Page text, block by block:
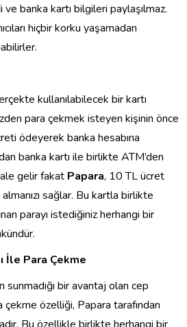
ve banka kartı bilgileri paylaşılmaz.
hiçbir korku yaşamadan
kullanılabilecek bir kartı
para çekmek isteyen kişinin önce
ödeyerek banka hesabına
banka kartı ile birlikte ATM’den
gelir fakat Papara, 10 TL ücret
almanızı sağlar. Bu kartla birlikte
parayı istediğiniz herhangi bir
İle Para Çekme
sunmadığı bir avantaj olan cep
özelliği, Papara tarafından